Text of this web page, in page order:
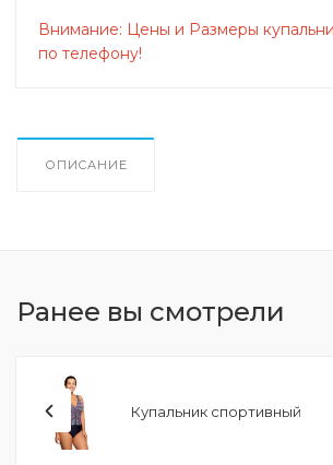
Внимание: Цены и Размеры
по телефону!
ОПИСАНИЕ
Ранее вы смотрели
Купальник спортивный
Купальники детские
Плавки мужские
Очки для плавания